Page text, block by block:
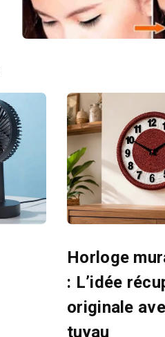
Horloge
: L’idée
originale
tuyau